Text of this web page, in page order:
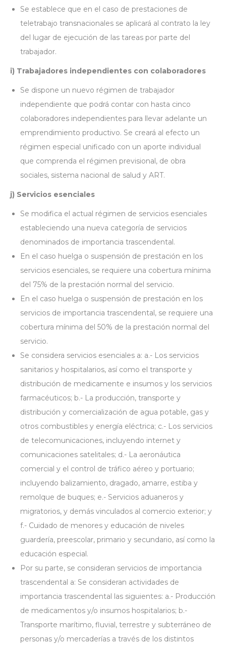
Se establece que en el caso de prestaciones de
teletrabajo transnacionales se aplicará al contrato la ley
del lugar de ejecución de las tareas por parte del
trabajador.
i) Trabajadores independientes con colaboradores
Se dispone un nuevo régimen de trabajador
independiente que podrá contar con hasta cinco
colaboradores independientes para llevar adelante un
emprendimiento productivo. Se creará al efecto un
régimen especial unificado con un aporte individual
que comprenda el régimen previsional, de obra
sociales, sistema nacional de salud y ART.
j) Servicios esenciales
Se modifica el actual régimen de servicios esenciales
estableciendo una nueva categoría de servicios
denominados de importancia trascendental.
En el caso huelga o suspensión de prestación en los
servicios esenciales, se requiere una cobertura mínima
del 75% de la prestación normal del servicio.
En el caso huelga o suspensión de prestación en los
servicios de importancia trascendental, se requiere una
cobertura mínima del 50% de la prestación normal del
servicio.
Se considera servicios esenciales a: a.- Los servicios
sanitarios y hospitalarios, así como el transporte y
distribución de medicamente e insumos y los servicios
farmacéuticos; b.- La producción, transporte y
distribución y comercialización de agua potable, gas y
otros combustibles y energía eléctrica; c.- Los servicios
de telecomunicaciones, incluyendo internet y
comunicaciones satelitales; d.- La aeronáutica
comercial y el control de tráfico aéreo y portuario;
incluyendo balizamiento, dragado, amarre, estiba y
remolque de buques; e.- Servicios aduaneros y
migratorios, y demás vinculados al comercio exterior; y
f.- Cuidado de menores y educación de niveles
guardería, preescolar, primario y secundario, así como la
educación especial.
Por su parte, se consideran servicios de importancia
trascendental a: Se consideran actividades de
importancia trascendental las siguientes: a.- Producción
de medicamentos y/o insumos hospitalarios; b.-
Transporte marítimo, fluvial, terrestre y subterráneo de
personas y/o mercaderías a través de los distintos